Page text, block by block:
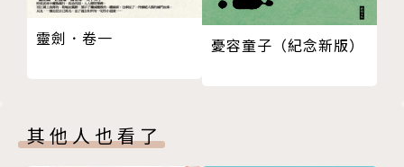
m)和「後現代主義」的出現，但作為「意識流大
師」，《我彌留之際》卻表現了福克納荒誕主義和後現
作準備」。由於生前找不到生活的意義，她把死後的歸
宿─「返鄉歸葬」視為至關重要，這既是一項遺囑又是
凱許
達爾
安斯
達爾
靈劍．卷一 憂容童子（紀念新版）
其他人也看了